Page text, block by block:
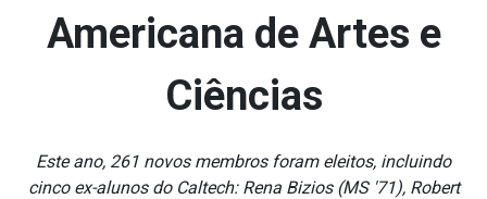
Americana de Artes e
Ciências
Este ano, 261 novos membros foram eleitos, incluindo
cinco ex-alunos do Caltech: Rena Bizios (MS '71), Robert